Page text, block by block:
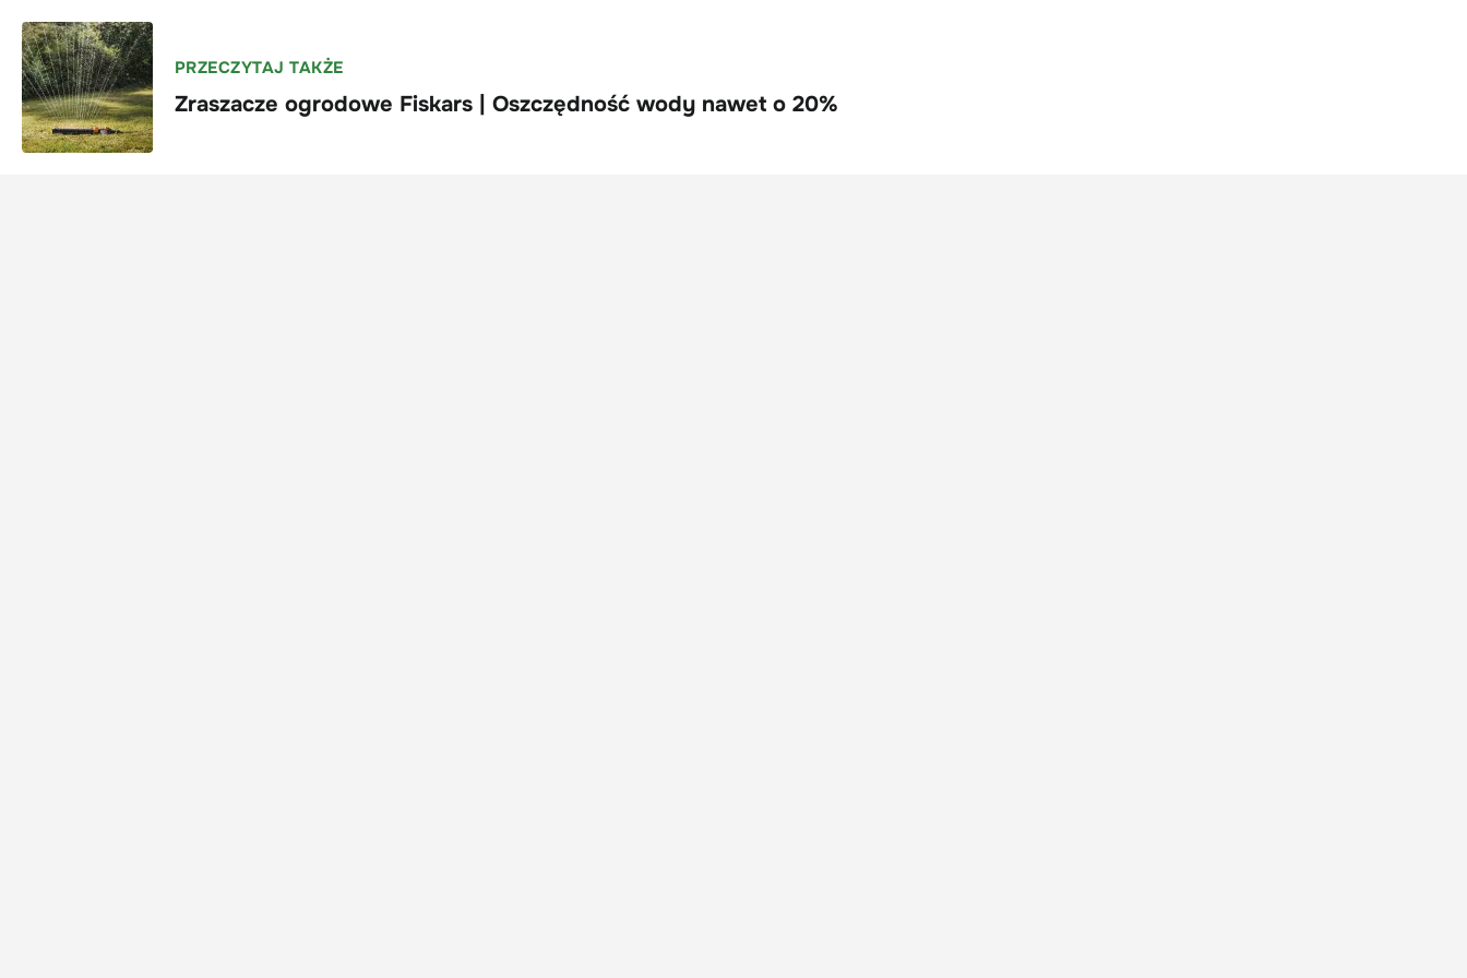
PRZECZYTAJ TAKŻE
Zraszacze ogrodowe Fiskars | Oszczędność wody nawet o 20%